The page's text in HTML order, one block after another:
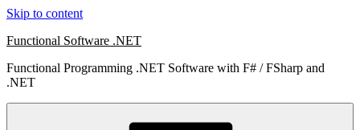
Skip to content
Functional Software .NET
Functional Programming .NET Software with F# / FSharp and
.NET